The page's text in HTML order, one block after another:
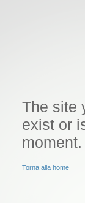
The site
exist or
moment.
Torna alla home